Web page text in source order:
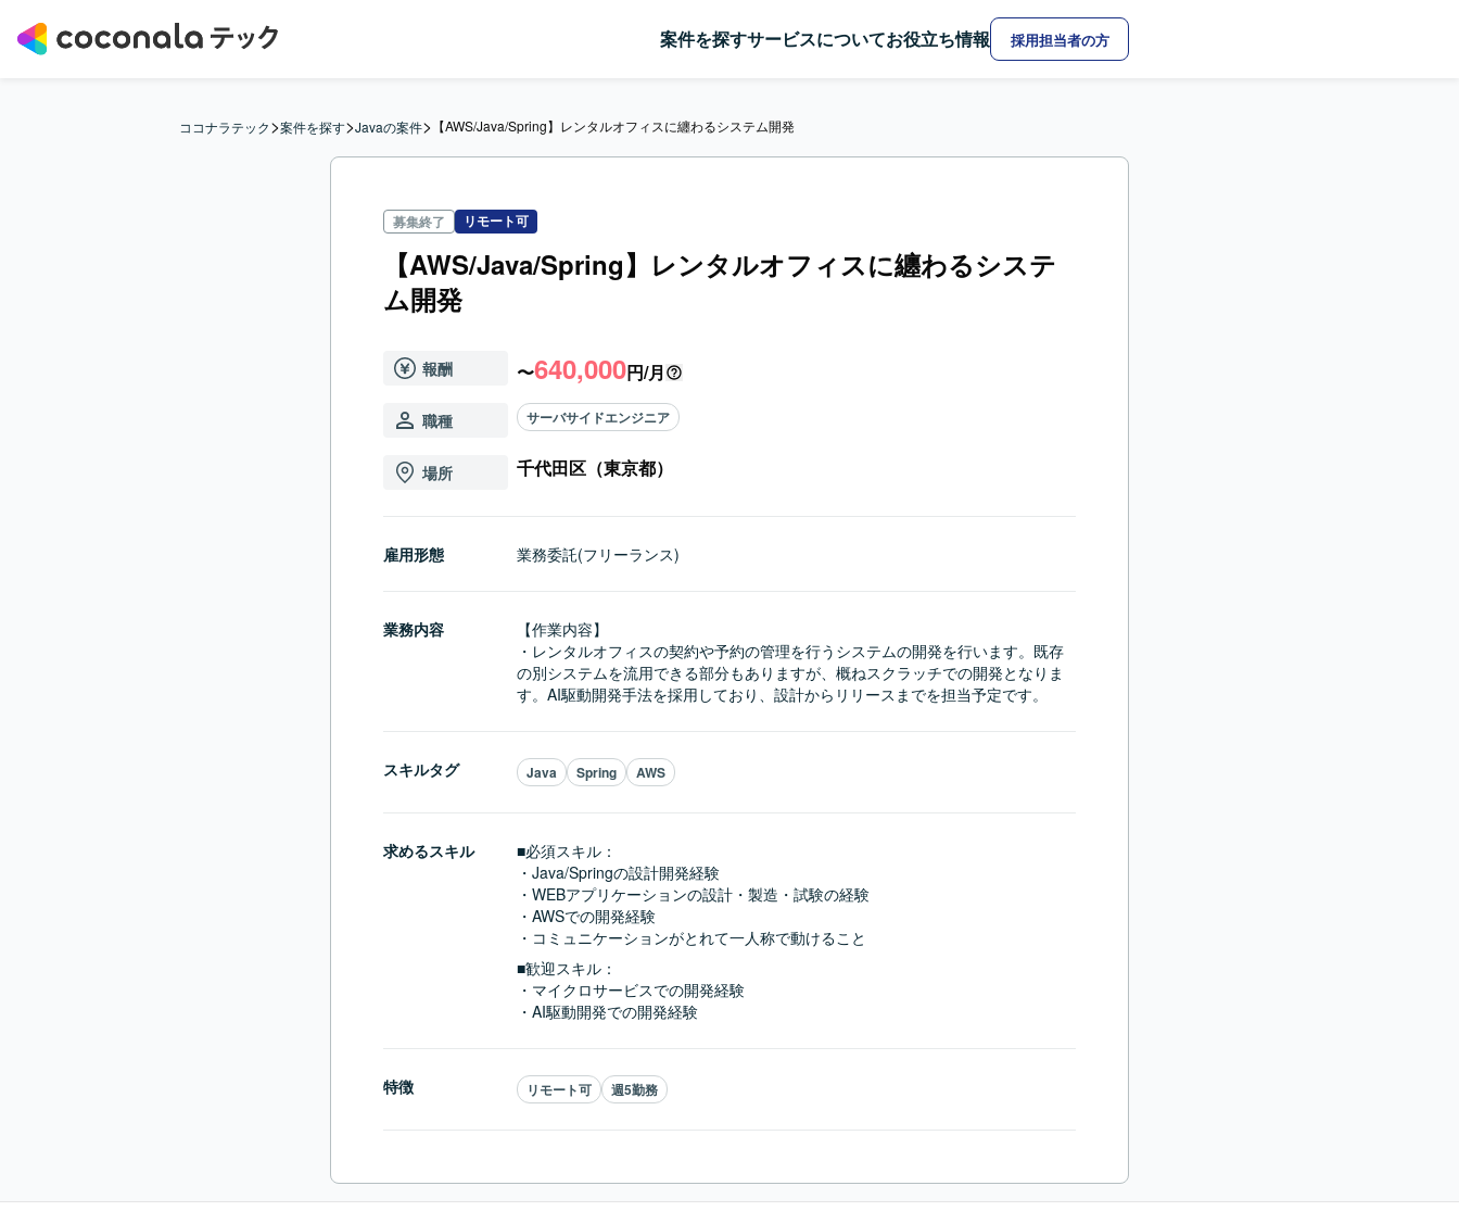
案件を探すサービスについてお役立ち情報 採用担当者の方
ココナラテック>案件を探す>Javaの案件> 【AWS/Java/Spring】レンタルオフィスに纏わるシステム開発
募集終了 リモート可
【AWS/Java/Spring】レンタルオフィスに纏わるシステ
ム開発
報酬 〜640,000円/月
職種 サーバサイドエンジニア
場所 千代田区（東京都）
雇用形態 業務委託(フリーランス)
業務内容
【作業内容】
・レンタルオフィスの契約や予約の管理を行うシステムの開発を行います。既存
の別システムを流用できる部分もありますが、概ねスクラッチでの開発となりま
す。AI駆動開発手法を採用しており、設計からリリースまでを担当予定です。
スキルタグ Java Spring AWS
求めるスキル
■必須スキル：
・Java/Springの設計開発経験
・WEBアプリケーションの設計・製造・試験の経験
・AWSでの開発経験
・コミュニケーションがとれて一人称で動けること
■歓迎スキル：
・マイクロサービスでの開発経験
・AI駆動開発での開発経験
特徴 リモート可 週5勤務